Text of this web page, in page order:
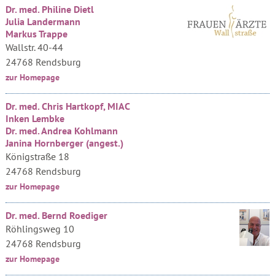
Dr. med. Philine Dietl
Julia Landermann
Markus Trappe
Wallstr. 40-44
24768 Rendsburg
zur Homepage
Dr. med. Chris Hartkopf, MIAC
Inken Lembke
Dr. med. Andrea Kohlmann
Janina Hornberger (angest.)
Königstraße 18
24768 Rendsburg
zur Homepage
Dr. med. Bernd Roediger
Röhlingsweg 10
24768 Rendsburg
zur Homepage